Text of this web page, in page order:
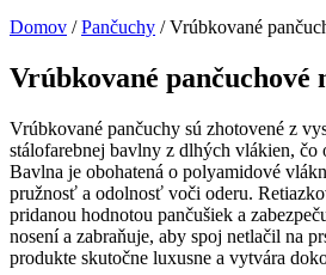
Domov /Pančuchy / Vrúbkované
Vrúbkované pančuchové
Vrúbkované pančuchy sú zhotovené z
stálofarebnej bavlny z dlhých vlákien, čo
Bavlna je obohatená o polyamidové
pružnosť a odolnosť voči oderu.
pridanou hodnotou pančušiek a
nosení a zabraňuje, aby spoj netlačil na
produkte skutočne luxusne a vytvára